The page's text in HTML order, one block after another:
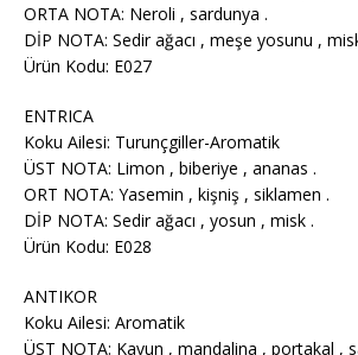
ORTA NOTA: Neroli , sardunya .
DİP NOTA: Sedir ağacı , meşe yosunu ,
Ürün Kodu: E027
ENTRICA
Koku Ailesi: Turunçgiller-Aromatik
ÜST NOTA: Limon , biberiye , ananas .
ORT NOTA: Yasemin , kişniş , siklamen .
DİP NOTA: Sedir ağacı , yosun , misk .
Ürün Kodu: E028
ANTIKOR
Koku Ailesi: Aromatik
ÜST NOTA: Kavun , mandalina , portakal ,